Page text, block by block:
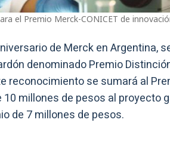
el Premio Merck-CONICET de
de Merck en Argentina,
denominado Premio
reconocimiento se sumará al
millones de pesos al proyecto
de 7 millones de pesos.